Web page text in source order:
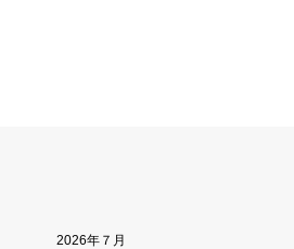
2026年７月